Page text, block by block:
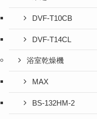
DVF-T10CB
DVF-T14CL
浴室乾燥機
MAX
BS-132HM-2